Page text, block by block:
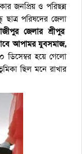
জনপ্রিয় ও পরিছন্ন
পরিষদের জেলা
জেলার শ্রীপুর
আপামর যুবসমাজ,
হয়ে গেলো
ছিল মনে রাখার